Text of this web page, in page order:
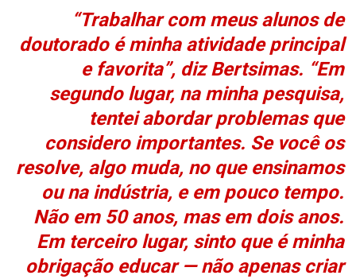
“Trabalhar com meus alunos de
doutorado é minha atividade principal
e favorita”, diz Bertsimas. “Em
segundo lugar, na minha pesquisa,
tentei abordar problemas que
considero importantes. Se você os
resolve, algo muda, no que ensinamos
ou na indústria, e em pouco tempo.
Não em 50 anos, mas em dois anos.
Em terceiro lugar, sinto que é minha
obrigação educar — não apenas criar